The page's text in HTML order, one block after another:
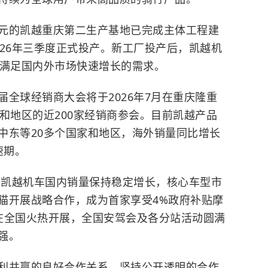
的凯越重庆第二生产基地已完成主体工程建
年三季度正式投产。新工厂投产后，凯越机
足国内外市场快速增长的需求。
全球经销商大会将于2026年7月在重庆隆重
地区的近200家经销商参会。目前凯越产品
东等20多个国家和地区，海外销量同比增长
。
越机车国内销量保持稳定增长，核心车型市
开展战略合作，成为首家享受4%政府补贴摩
国火热开展，全国安驾会及各分站活动圆满